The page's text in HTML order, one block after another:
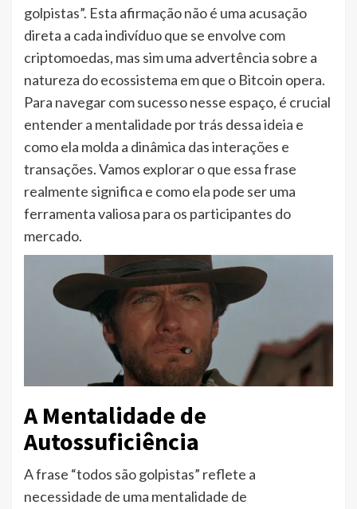
golpistas”. Esta afirmação não é uma acusação
direta a cada indivíduo que se envolve com
criptomoedas, mas sim uma advertência sobre a
natureza do ecossistema em que o Bitcoin opera.
Para navegar com sucesso nesse espaço, é crucial
entender a mentalidade por trás dessa ideia e
como ela molda a dinâmica das interações e
transações. Vamos explorar o que essa frase
realmente significa e como ela pode ser uma
ferramenta valiosa para os participantes do
mercado.
A Mentalidade de
Autossuficiência
A frase “todos são golpistas” reflete a
necessidade de uma mentalidade de